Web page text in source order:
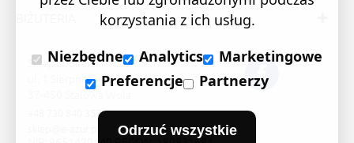
Sklep Jubilerski "AZUR"
ul. 1 Sierpnia 24/105
37-450 Stalowa Wola
+48 730 840 357
korzystania z ich usług.
Niezbędne
Analytics
Marketingowe
Preferencje
Partnerzy
Odrzuć wszystkie